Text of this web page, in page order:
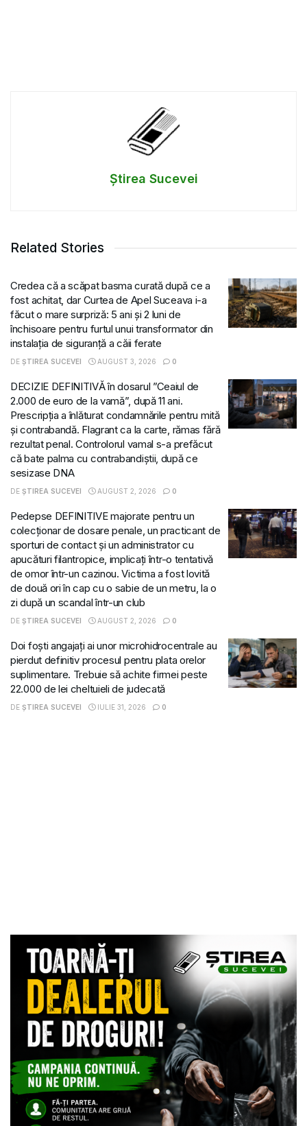
Știrea Sucevei
Related Stories
Credea că a scăpat basma curată după ce a
fost achitat, dar Curtea de Apel Suceava i-a
făcut o mare surpriză: 5 ani și 2 luni de
închisoare pentru furtul unui transformator din
instalația de siguranță a căii ferate
DE ȘTIREA SUCEVEI AUGUST 3, 2026 0
DECIZIE DEFINITIVĂ în dosarul ”Ceaiul de
2.000 de euro de la vamă”, după 11 ani.
Prescripția a înlăturat condamnările pentru mită
și contrabandă. Flagrant ca la carte, rămas fără
rezultat penal. Controlorul vamal s-a prefăcut
că bate palma cu contrabandiștii, după ce
sesizase DNA
DE ȘTIREA SUCEVEI AUGUST 2, 2026 0
Pedepse DEFINITIVE majorate pentru un
colecționar de dosare penale, un practicant de
sporturi de contact și un administrator cu
apucături filantropice, implicați într-o tentativă
de omor într-un cazinou. Victima a fost lovită
de două ori în cap cu o sabie de un metru, la o
zi după un scandal într-un club
DE ȘTIREA SUCEVEI AUGUST 2, 2026 0
Doi foști angajați ai unor microhidrocentrale au
pierdut definitiv procesul pentru plata orelor
suplimentare. Trebuie să achite firmei peste
22.000 de lei cheltuieli de judecată
DE ȘTIREA SUCEVEI IULIE 31, 2026 0